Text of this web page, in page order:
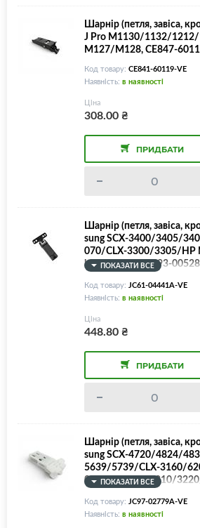
Шарнір (петля, завіса,
J Pro M1130/1132/
M127/M128, CE847-
Код товару: CE841-60119-VE
Наявність: в наявності
Ціна
308.00₴
ПРИДБАТИ
Шарнір (петля, завіса,
sung SCX-3400/3405/
070/CLX-3300/3305/HP
kCentre 3025/JC93-
ПОКАЗАТИ ВСЕ
Код товару: JC61-04441A-VE
Наявність: в наявності
Ціна
448.80₴
ПРИДБАТИ
Шарнір (петля, завіса,
sung SCX-4720/4824/
5639/5739/CLX-3160/
0/WorkCentre 3210/
02779A/JC97-01707
ПОКАЗАТИ ВСЕ
Код товару: JC97-02779A-VE
Наявність: в наявності